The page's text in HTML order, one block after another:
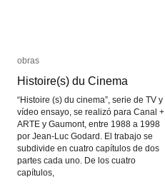
obras
Histoire(s) du Cinema
“Histoire (s) du cinema”, serie de TV y
vídeo ensayo, se realizó para Canal +,
ARTE y Gaumont, entre 1988 a 1998
por Jean-Luc Godard. El trabajo se
subdivide en cuatro capítulos de dos
partes cada uno. De los cuatro
capítulos,
obras
Histoire(s) du Cinema